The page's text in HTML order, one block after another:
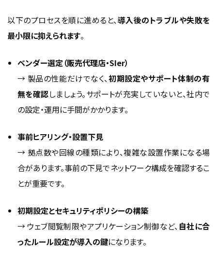
以下のプロセスを順に進めると、導入後のトラブルや失敗を
最小限に抑えられます。
ベンダー選定（販売代理店・SIer）
→ 製品の性能だけでなく、初期設定やサポート体制の有
無を確認しましょう。サポートが充実していないと、社内で
の設定・運用に手間がかかります。
事前ヒアリング・設置下見
→ 拠点数や回線の種類により、複雑な設置作業になる場
合があります。事前の下見でネットワーク構成を確認するこ
とが重要です。
初期設定とセキュリティポリシーの構築
→ ウェブ閲覧制限やアプリケーション制御など、 自社に合
ったルール設定が導入の鍵になります。